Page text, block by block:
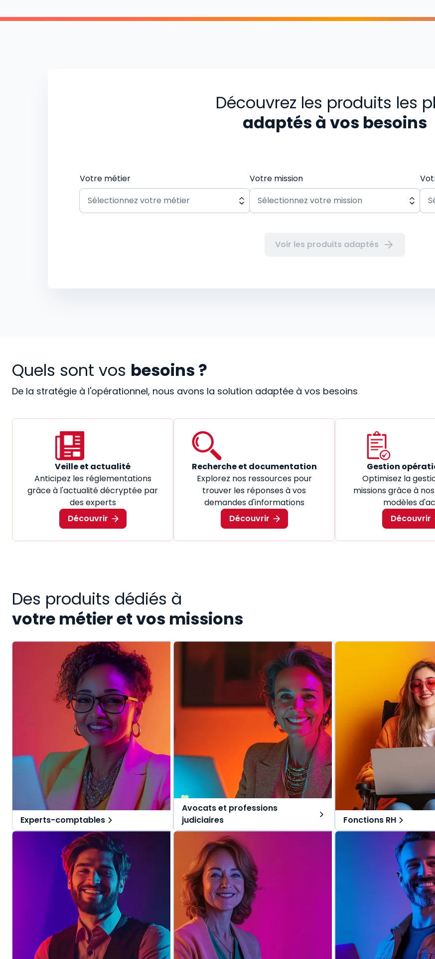
Découvrez les produits les
adaptés à vos besoins
Votre métier Votre mission
Voir les produits adaptés
Quels sont vos besoins ?
De la stratégie à l'opérationnel, nous avons la solution adaptée à vos besoins
Veille et actualité
Anticipez les réglementations
grâce à l'actualité décryptée par
des experts
Découvrir
Recherche et documentation
Explorez nos ressources pour
trouver les réponses à vos
demandes d'informations
Découvrir
Gestion
Optimisez la
missions grâce à
modèles
Découvrir
Des produits dédiés à
votre métier et vos missions
Experts-comptables
Des solutions tout-en-un, spécialement
pensées pour l'expert-comptable et ses
collaborateurs.
Une offre globale pour vous repérer dans
vos missions au quotidien.
Avocats et professions
judiciaires
Des solutions tout-en-un, spécialement
pensées pour les avocats et professions
judiciaires.
Une offre globale pour vous repérer dans
vos missions au quotidien.
Fonctions RH
Des solutions tout-en-
pensées pour les
Une offre globale pour
vos missions au quotidien.